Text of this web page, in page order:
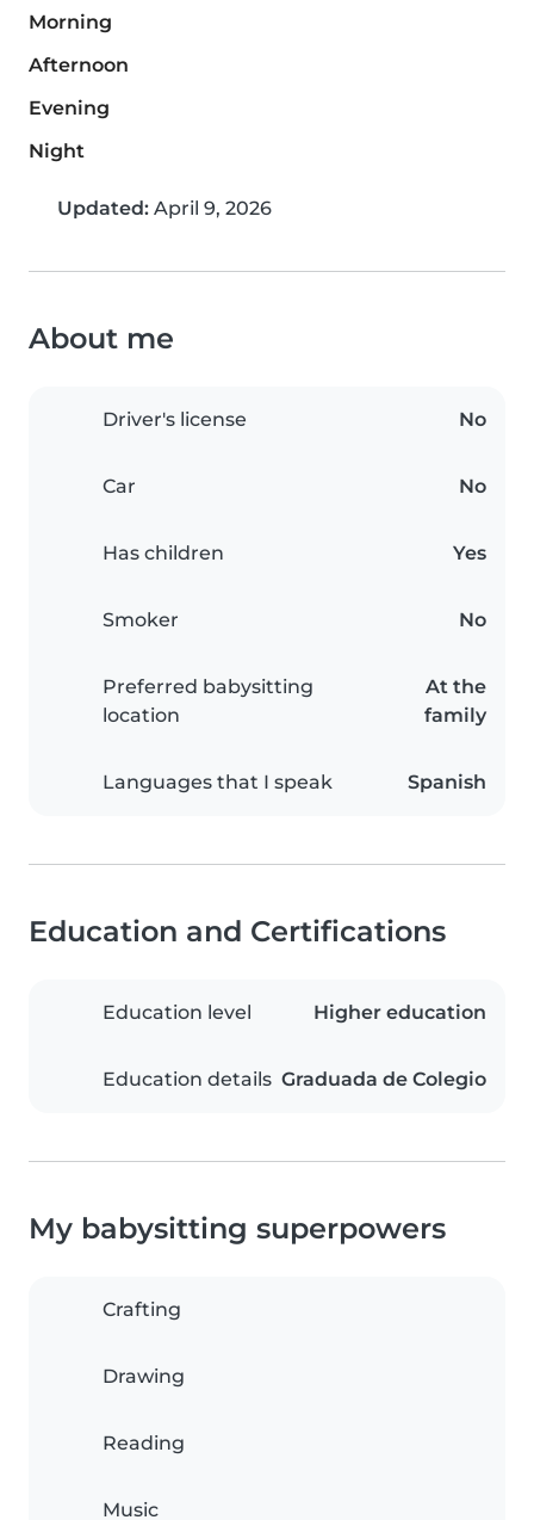
Morning
Afternoon
Evening
Night
Updated: April 9, 2026
About me
Driver's license No
Car No
Has children Yes
Smoker No
Preferred babysitting
location
At the
family
Languages that I speak Spanish
Education and Certifications
Education level Higher education
Education details Graduada de Colegio
My babysitting superpowers
Crafting
Drawing
Reading
Music